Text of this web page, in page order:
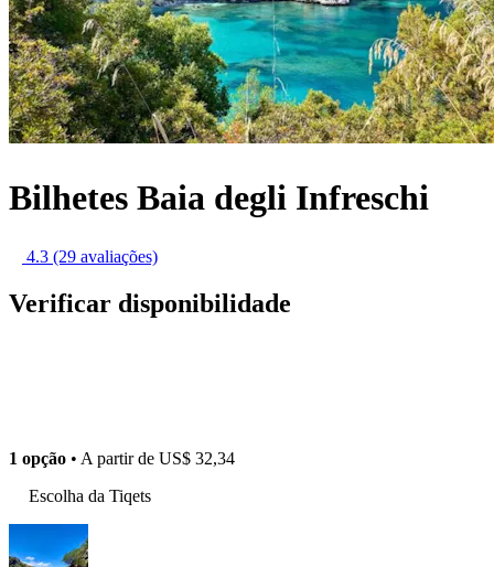
Bilhetes Baia degli Infreschi
4.3 (29 avaliações)
Verificar disponibilidade
1 opção • A partir de US$ 32,34
Escolha da Tiqets